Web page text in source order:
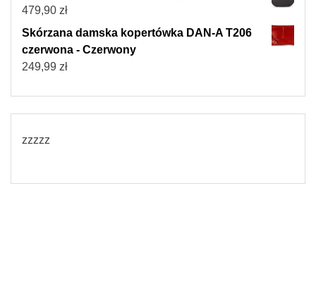
479,90 zł
Skórzana damska kopertówka DAN-A T206
czerwona - Czerwony
249,99 zł
zzzzz